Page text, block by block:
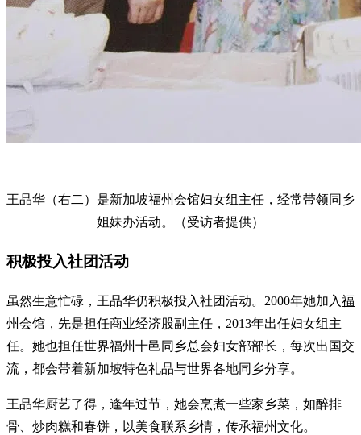
王品华（右二）是新加坡福州会馆妇女组主任，经常带领同乡
姐妹办活动。（受访者提供）
积极投入社团活动
虽然生意忙碌，王品华仍积极投入社团活动。2000年她加入福
州会馆 ，先是担任商业经济股副主任，2013年出任妇女组主
任。她也担任世界福州十邑同乡总会妇女部部长，每次出国交
流，都会带着新加坡特色礼品与世界各地同乡分享。
王品华厨艺了得，逢年过节，她会烹煮一些家乡菜，如醉排
骨、炒肉糕和春饼，以美食联系乡情，传承福州文化。